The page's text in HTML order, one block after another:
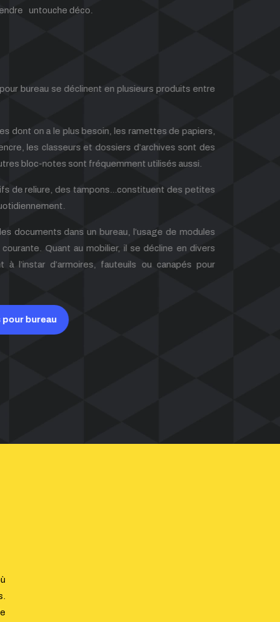
untouche déco.
bureau se déclinent en plusieurs produits entre
dont on a le plus besoin, les ramettes de papiers,
les classeurs et dossiers d’archives sont des
bloc-notes sont fréquemment utilisés aussi.
de reliure, des tampons…constituent des petites
documents dans un bureau, l’usage de modules
Quant au mobilier, il se décline en divers
l’instar d’armoires, fauteuils ou canapés pour
bureau